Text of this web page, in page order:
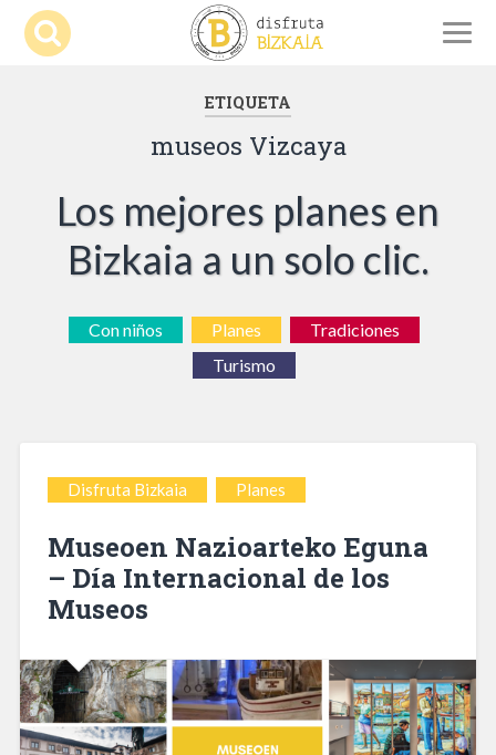
ETIQUETA
museos Vizcaya
Los mejores planes en
Bizkaia a un solo clic.
Con niños Planes
Tradiciones
Turismo
Disfruta Bizkaia Planes
Museoen Nazioarteko Eguna
– Día Internacional de los
Museos